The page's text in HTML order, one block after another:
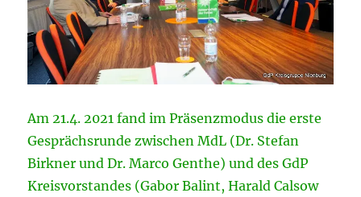
Am 21.4. 2021 fand im Präsenzmodus die erste
Gesprächsrunde zwischen MdL (Dr. Stefan
Birkner und Dr. Marco Genthe) und des GdP
Kreisvorstandes (Gabor Balint, Harald Calsow